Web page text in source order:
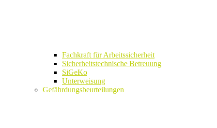
Fachkraft für Arbeitssicherheit
Sicherheitstechnische Betreuung
SiGeKo
Unterweisung
Gefährdungsbeurteilungen